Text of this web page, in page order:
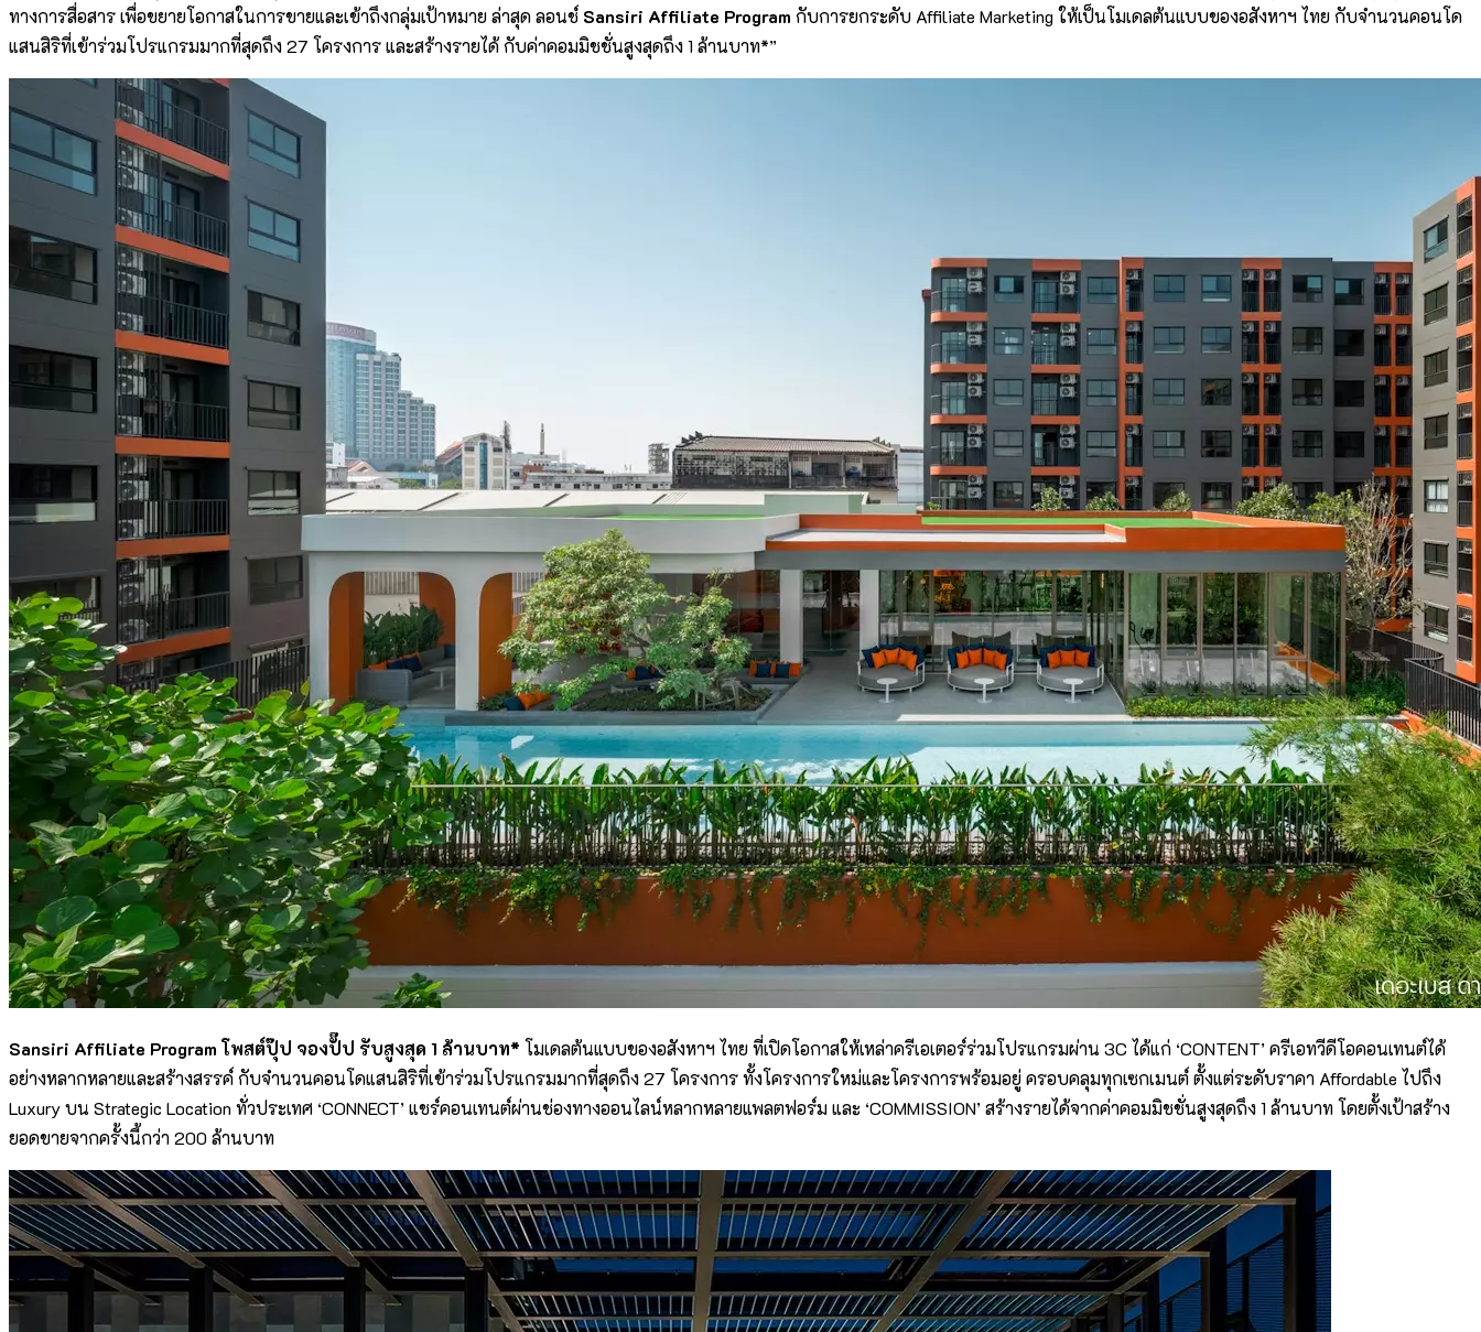
ทางการสื่อสาร เพื่อขยายโอกาสในการขายและเข้าถึงกลุ่มเป้าหมาย ล่าสุด ลอนช์ Sansiri Affiliate Program กับการยกระดับ Affiliate Marketing ให้เป็นโมเดลต้นแบบของอสังหาฯ ไทย กับจำนวนคอนโด
แสนสิริที่เข้าร่วมโปรแกรมมากที่สุดถึง 27 โครงการ และสร้างรายได้ กับค่าคอมมิชชั่นสูงสุดถึง 1 ล้านบาท*”
Sansiri Affiliate Program โพสต์ปุ๊ป จองปั๊ป รับสูงสุด 1 ล้านบาท* โมเดลต้นแบบของอสังหาฯ ไทย ที่เปิดโอกาสให้เหล่าครีเอเตอร์ร่วมโปรแกรมผ่าน 3C ได้แก่ ‘CONTENT’ ครีเอทวีดีโอคอนเทนต์ได้
อย่างหลากหลายและสร้างสรรค์ กับจำนวนคอนโดแสนสิริที่เข้าร่วมโปรแกรมมากที่สุดถึง 27 โครงการ ทั้งโครงการใหม่และโครงการพร้อมอยู่ ครอบคลุมทุกเซกเมนต์ ตั้งแต่ระดับราคา Affordable ไปถึง
Luxury บน Strategic Location ทั่วประเทศ ‘CONNECT’ แชร์คอนเทนต์ผ่านช่องทางออนไลน์หลากหลายแพลตฟอร์ม และ ‘COMMISSION’ สร้างรายได้จากค่าคอมมิชชั่นสูงสุดถึง 1 ล้านบาท โดยตั้งเป้าสร้าง
ยอดขายจากครั้งนี้กว่า 200 ล้านบาท